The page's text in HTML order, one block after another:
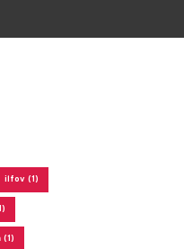
ilfov (1)
(1)